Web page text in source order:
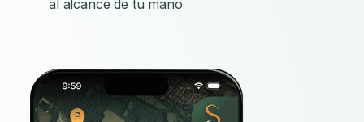
al alcance de tu mano